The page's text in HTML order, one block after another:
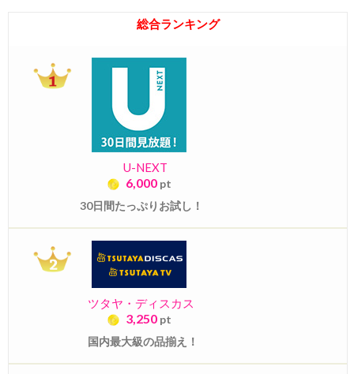
総合ランキング
U-NEXT
6,000 pt
30日間たっぷりお試し！
ツタヤ・ディスカス
3,250 pt
国内最大級の品揃え！